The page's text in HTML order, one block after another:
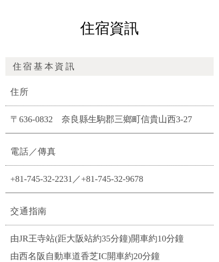
住宿資訊
住宿基本資訊
住所
〒636-0832 奈良縣生駒郡三鄉町信貴山西3-27
電話／傳真
+81-745-32-2231／+81-745-32-9678
交通指南
由JR王寺站(距大阪站約35分鐘)開車約10分鐘
由西名阪自動車道香芝IC開車約20分鐘